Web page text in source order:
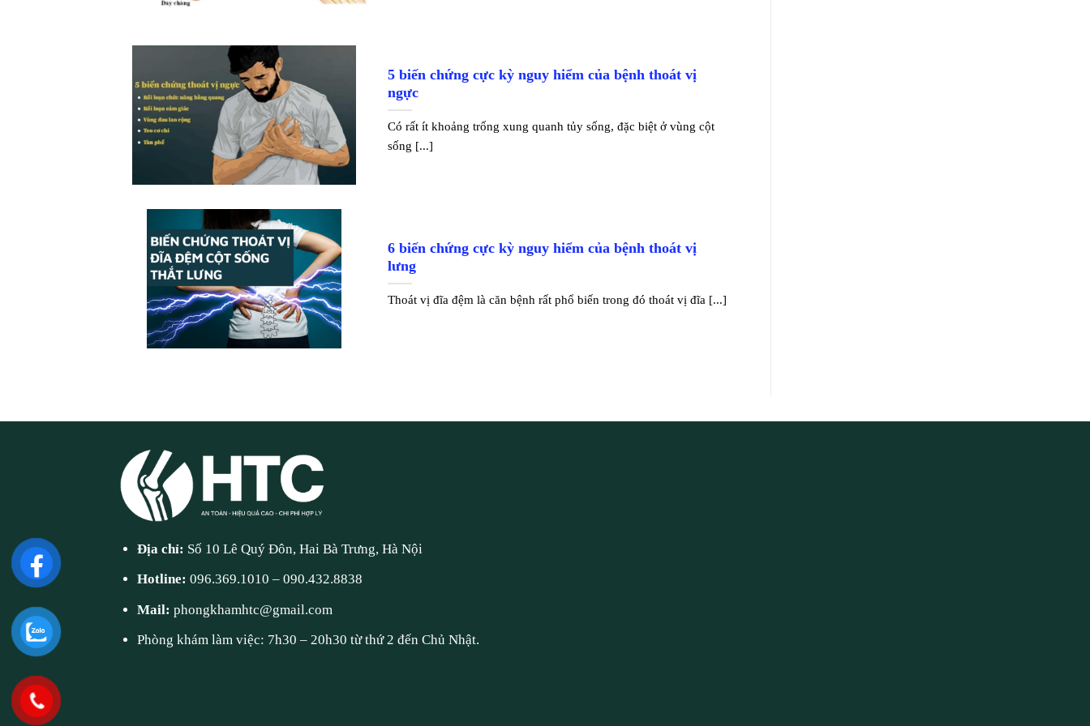
5 biến chứng cực kỳ nguy hiểm của bệnh thoát vị
ngực
Có rất ít khoảng trống xung quanh tủy sống, đặc biệt ở vùng cột
sống [...]
6 biến chứng cực kỳ nguy hiểm của bệnh thoát vị
lưng
Thoát vị đĩa đệm là căn bệnh rất phổ biến trong đó thoát vị đĩa [...]
Địa chỉ: Số 10 Lê Quý Đôn, Hai Bà Trưng, Hà Nội
Hotline:096.369.1010 –090.432.8838
Mail:phongkhamhtc@gmail.com
Phòng khám làm việc: 7h30 – 20h30 từ thứ 2 đến Chủ Nhật.